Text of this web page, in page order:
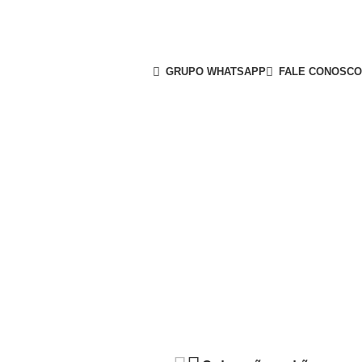
GRUPO WHATSAPP FALE CONOSCO